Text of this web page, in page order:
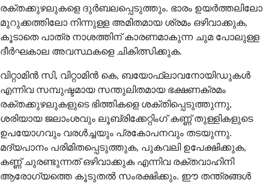
രക്തക്കുഴലുകളെ ദുർബലപ്പെടുത്തും. ഭാരം ഉയർത്തലിലോ
മുറുക്കത്തിലോ നിന്നുള്ള അമിതമായ ശ്രമം ഒഴിവാക്കുക,
കൂടാതെ പാത്ര നാശത്തിന് കാരണമാകുന്ന ചുമ പോലുള്ള
ദീർഘകാല അവസ്ഥകളെ ചികിത്സിക്കുക.
വിറ്റാമിൻ സി, വിറ്റാമിൻ കെ, ബയോഫ്ലാവനോയിഡുകൾ
എന്നിവ സമ്പുഷ്ടമായ സന്തുലിതമായ ഭക്ഷണക്രമം
രക്തക്കുഴലുകളുടെ ഭിത്തികളെ ശക്തിപ്പെടുത്തുന്നു,
ശരിയായ ജലാംശവും ലൂബ്രിക്കേറ്റിംഗ് കണ്ണ് തുള്ളികളുടെ
ഉപയോഗവും വരൾച്ചയും പ്രകോപനവും തടയുന്നു.
മദ്യപാനം പരിമിതപ്പെടുത്തുക, പുകവലി ഉപേക്ഷിക്കുക,
കണ്ണ് ചുരണ്ടുന്നത് ഒഴിവാക്കുക എന്നിവ രക്തവാഹിനി
ആരോഗ്യത്തെ കൂടുതൽ സംരക്ഷിക്കും. ഈ തന്ത്രങ്ങൾ